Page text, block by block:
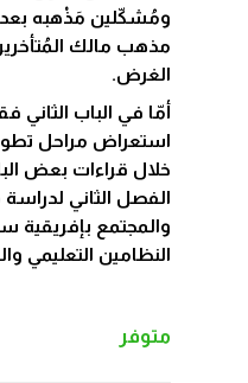
ومُشكّلين مَذْهبه بعد
مذهب مالك
الغرض.
أمّا في الباب الثاني
استعراض مراحل
خلال قراءات بعض
الفصل الثاني
والمجتمع بإفريقية
النظامين التعليمي
متوفر